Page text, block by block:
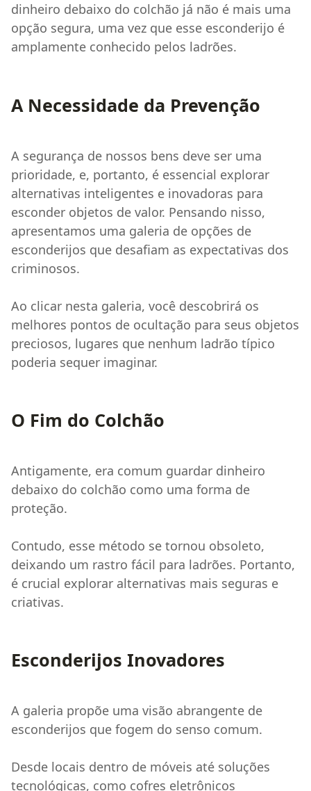
dinheiro debaixo do colchão já não é mais uma
opção segura, uma vez que esse esconderijo é
amplamente conhecido pelos ladrões.
A Necessidade da Prevenção
A segurança de nossos bens deve ser uma
prioridade, e, portanto, é essencial explorar
alternativas inteligentes e inovadoras para
esconder objetos de valor. Pensando nisso,
apresentamos uma galeria de opções de
esconderijos que desafiam as expectativas dos
criminosos.
Ao clicar nesta galeria, você descobrirá os
melhores pontos de ocultação para seus objetos
preciosos, lugares que nenhum ladrão típico
poderia sequer imaginar.
O Fim do Colchão
Antigamente, era comum guardar dinheiro
debaixo do colchão como uma forma de
proteção.
Contudo, esse método se tornou obsoleto,
deixando um rastro fácil para ladrões. Portanto,
é crucial explorar alternativas mais seguras e
criativas.
Esconderijos Inovadores
A galeria propõe uma visão abrangente de
esconderijos que fogem do senso comum.
Desde locais dentro de móveis até soluções
tecnológicas, como cofres eletrônicos